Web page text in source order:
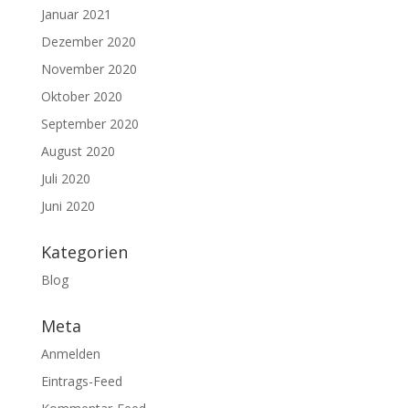
Januar 2021
Dezember 2020
November 2020
Oktober 2020
September 2020
August 2020
Juli 2020
Juni 2020
Kategorien
Blog
Meta
Anmelden
Eintrags-Feed